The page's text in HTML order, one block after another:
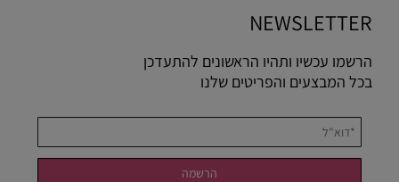
NEWSLETTER
הרשמו עכשיו ותהיו הראשונים להתעדכן
בכל המבצעים והפריטים שלנו